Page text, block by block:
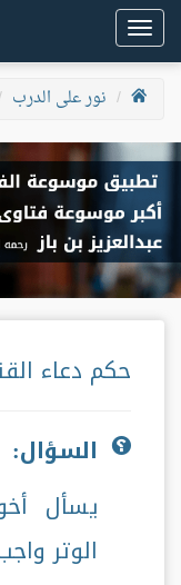
Toggle
navigation
نور على الدرب
حكم دعاء
السؤال:
يسأل
الوتر